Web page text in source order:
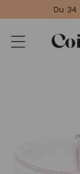
Du
Panneau de